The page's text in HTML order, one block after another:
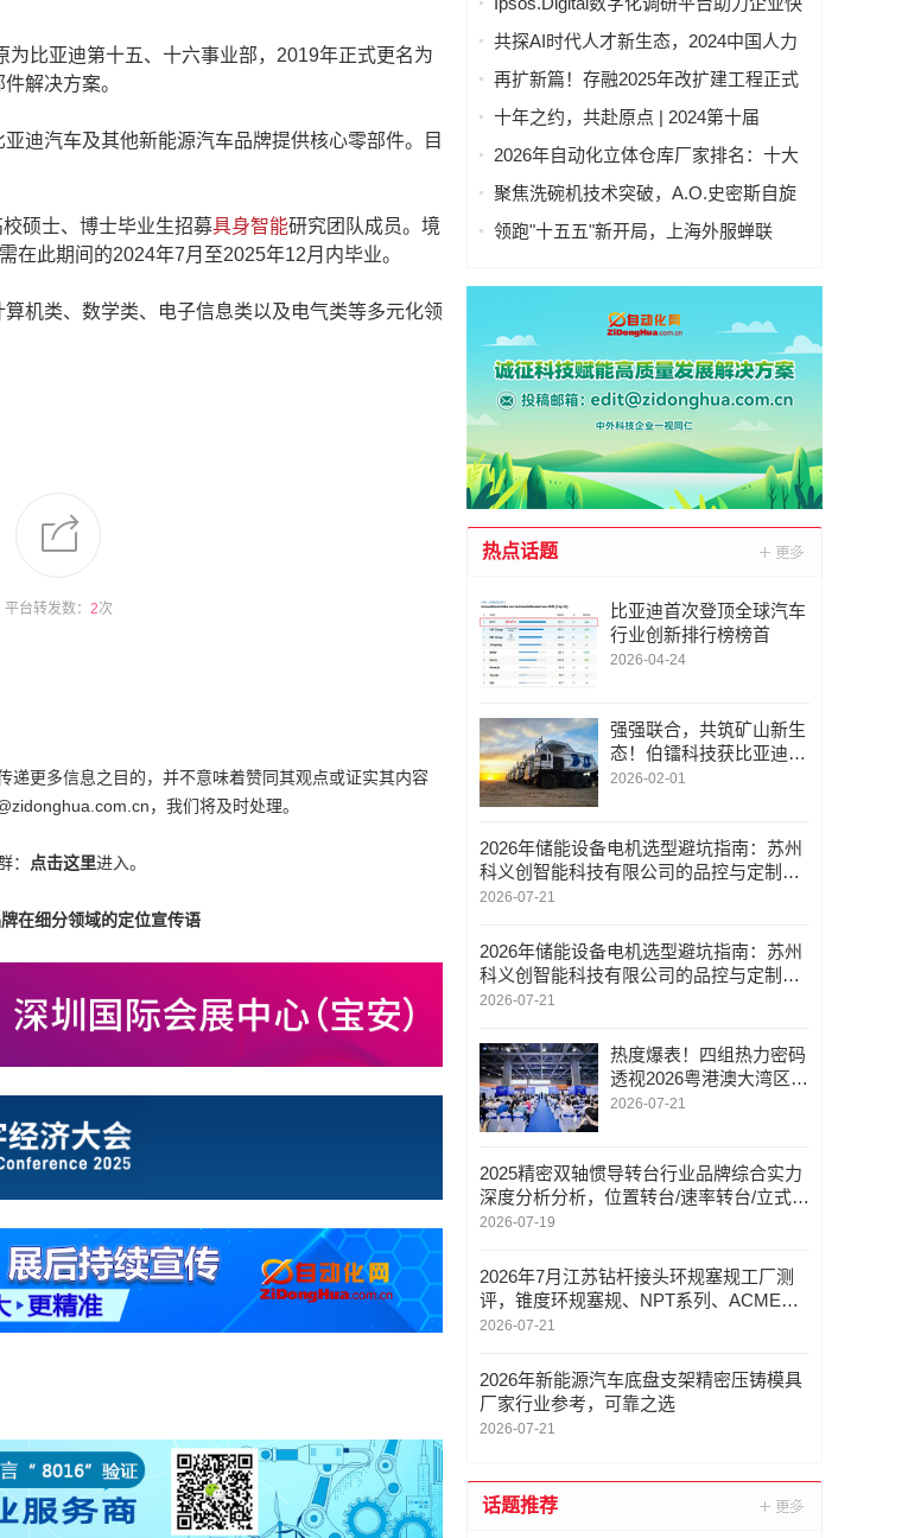
比亚迪第十五、十六事业部，2019年正式更名为
解决方案。
汽车及其他新能源汽车品牌提供核心零部件。目
硕士、博士毕业生招募具身智能研究团队成员。境
在此期间的2024年7月至2025年12月内毕业。
类、数学类、电子信息类以及电气类等多元化领
平台转发数： 2次
递更多信息之目的，并不意味着赞同其观点或证实其内容
，我们将及时处理。
： 点击这里进入。
在细分领域的定位宣传语
速洞察全球
共探AI时代人才新生态，2024中国人力
资本发展大会成功举办
再扩新篇！存融2025年改扩建工程正式
竣工投产
十年之约，共赴原点 | 2024第十届
GDMS全球数字营销峰会完美收官
2026年自动化立体仓库厂家排名：十大
供应商综合实力盘点与选型指南
聚焦洗碗机技术突破，A.O.史密斯自旋
式洁霸洗碗机引领新潮流
领跑"十五五"新开局，上海外服蝉联
首
热点话题
比亚迪首次登顶全球汽车
行业创新排行榜榜首
2026-04-24
强强联合，共筑矿山新生
态！伯镭科技获比亚迪亿
元战略投资
2026-02-01
2026年储能设备电机选型避坑指南：苏州
科义创智能科技有限公司的品控与定制优
势
2026-07-21
2026年储能设备电机选型避坑指南：苏州
科义创智能科技有限公司的品控与定制优
势
2026-07-21
热度爆表！四组热力密码
透视2026粤港澳大湾区智
慧交通科技创新大会暨成
2026-07-21
2025精密双轴惯导转台行业品牌综合实力
深度分析分析，位置转台/速率转台/立式扫
描架/龙门式扫描架，双轴转台定制厂家推
2026-07-19
2026年7月江苏钻杆接头环规塞规工厂测
评，锥度环规塞规、NPT系列、ACME系
列工厂分析
2026-07-21
2026年新能源汽车底盘支架精密压铸模具
厂家行业参考，可靠之选
2026-07-21
话题推荐